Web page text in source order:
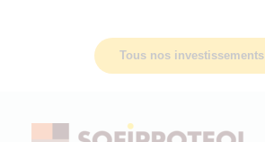
Tous nos investissements